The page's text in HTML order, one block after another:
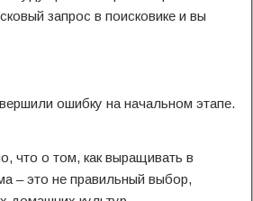
запрос в поисковике и вы
ошибку на начальном этапе.
что о том, как выращивать в
– это не правильный выбор,